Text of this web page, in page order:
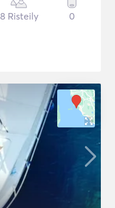
8 Risteily 0